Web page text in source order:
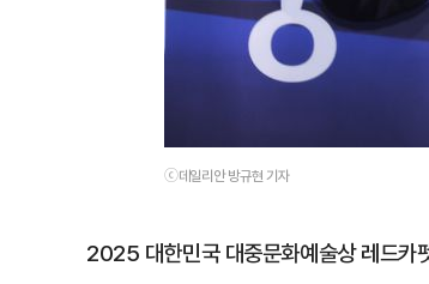
ⓒ데일리안 방규현 기자
2025 대한민국 대중문화예술상 레드카